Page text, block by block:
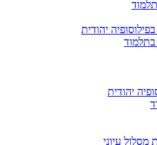
יהודית
בתלמוד
יהודית
מסלול עיוני